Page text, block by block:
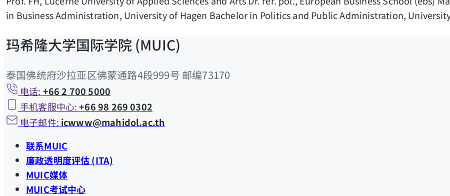
in Business Administration, University of Hagen Bachelor in Politics and Public Administration,
玛希隆大学国际学院 (MUIC)
泰国佛统府沙拉亚区佛蒙通路4段999号 邮编73170
电话: +66 2 700 5000
手机客服中心: +66 98 269 0302
电子邮件: icwww@mahidol.ac.th
联系MUIC
廉政透明度评估 (ITA)
MUIC媒体
MUIC考试中心